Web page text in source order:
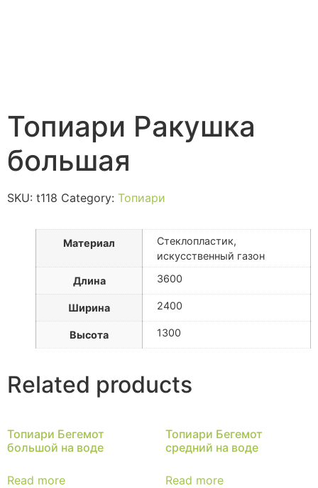
Топиари Ракушка
большая
SKU: t118 Category: Топиари
Материал
Стеклопластик,
искусственный газон
Длина 3600
Ширина 2400
Высота 1300
Related products
Топиари Бегемот
большой на воде
Read more
Топиари Бегемот
средний на воде
Read more